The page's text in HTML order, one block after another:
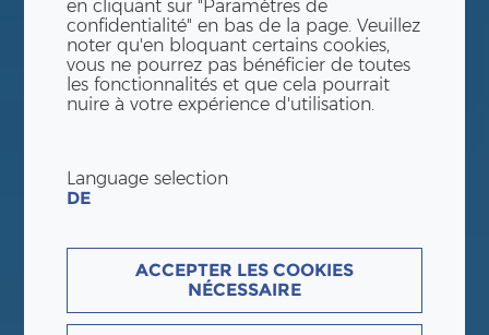
en cliquant sur "Paramètres de
confidentialité" en bas de la page. Veuillez
noter qu'en bloquant certains cookies,
vous ne pourrez pas bénéficier de toutes
les fonctionnalités et que cela pourrait
nuire à votre expérience d'utilisation.
Language selection
DE
ACCEPTER LES COOKIES
NÉCESSAIRE